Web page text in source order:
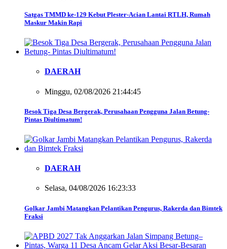
Satgas TMMD ke-129 Kebut Plester-Acian Lantai RTLH, Rumah
Maskur Makin Rapi
DAERAH
Minggu, 02/08/2026 21:44:45
Besok Tiga Desa Bergerak, Perusahaan Pengguna Jalan Betung-
Pintas Diultimatum!
DAERAH
Selasa, 04/08/2026 16:23:33
Golkar Jambi Matangkan Pelantikan Pengurus, Rakerda dan Bimtek
Fraksi